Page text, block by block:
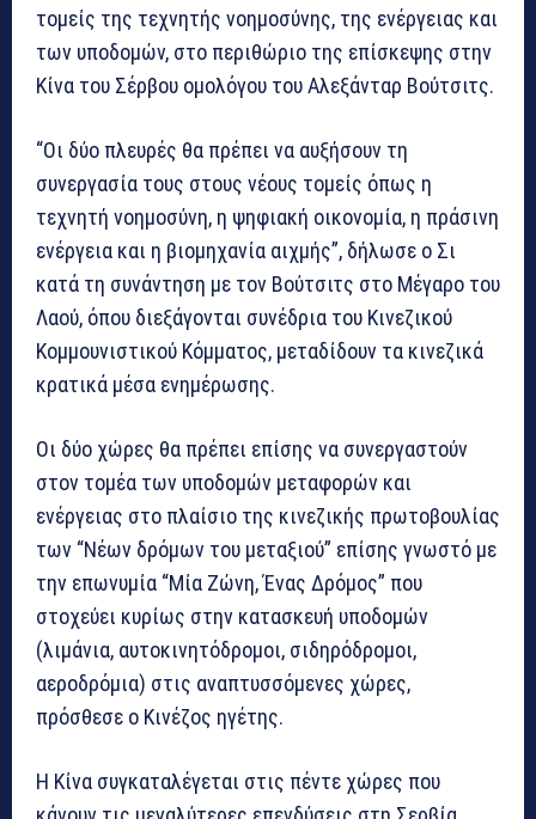
τομείς της τεχνητής νοημοσύνης, της ενέργειας και
των υποδομών, στο περιθώριο της επίσκεψης στην
Κίνα του Σέρβου ομολόγου του Αλεξάνταρ Βούτσιτς.
“Οι δύο πλευρές θα πρέπει να αυξήσουν τη
συνεργασία τους στους νέους τομείς όπως η
τεχνητή νοημοσύνη, η ψηφιακή οικονομία, η πράσινη
ενέργεια και η βιομηχανία αιχμής”, δήλωσε ο Σι
κατά τη συνάντηση με τον Βούτσιτς στο Μέγαρο του
Λαού, όπου διεξάγονται συνέδρια του Κινεζικού
Κομμουνιστικού Κόμματος, μεταδίδουν τα κινεζικά
κρατικά μέσα ενημέρωσης.
Οι δύο χώρες θα πρέπει επίσης να συνεργαστούν
στον τομέα των υποδομών μεταφορών και
ενέργειας στο πλαίσιο της κινεζικής πρωτοβουλίας
των “Νέων δρόμων του μεταξιού” επίσης γνωστό με
την επωνυμία “Μία Ζώνη, Ένας Δρόμος” που
στοχεύει κυρίως στην κατασκευή υποδομών
(λιμάνια, αυτοκινητόδρομοι, σιδηρόδρομοι,
αεροδρόμια) στις αναπτυσσόμενες χώρες,
πρόσθεσε ο Κινέζος ηγέτης.
Η Κίνα συγκαταλέγεται στις πέντε χώρες που